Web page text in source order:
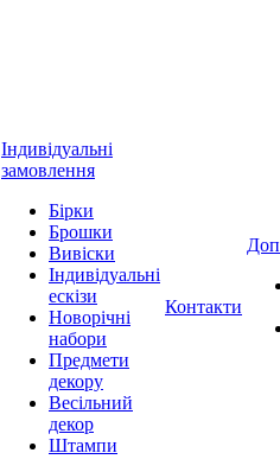
Індивідуальні
замовлення
Бірки
Брошки
Вивіски
Індивідуальні
ескізи
Новорічні
набори
Предмети
декору
Весільний
декор
Штампи
Контакти